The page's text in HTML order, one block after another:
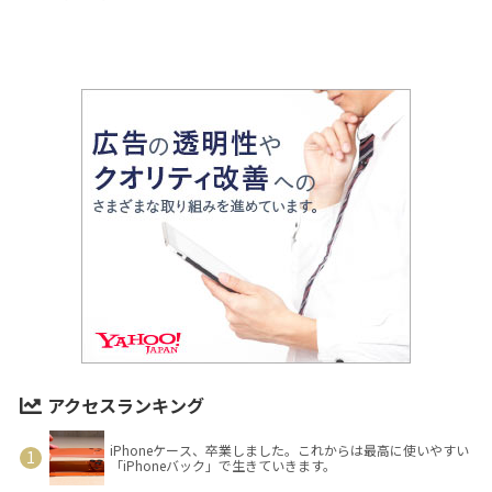
アクセスランキング
iPhoneケース、卒業しました。これからは最高に使いやすい
「iPhoneバック」で生きていきます。